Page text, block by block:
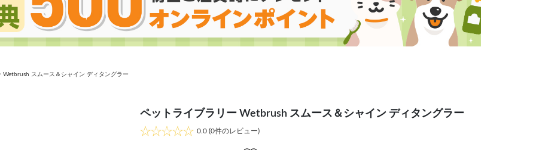
Wetbrush スムース＆シャイン ディタングラー
ペットライブラリー Wetbrush スムース＆シャイン ディタングラー
0.0 (0件のレビュー)